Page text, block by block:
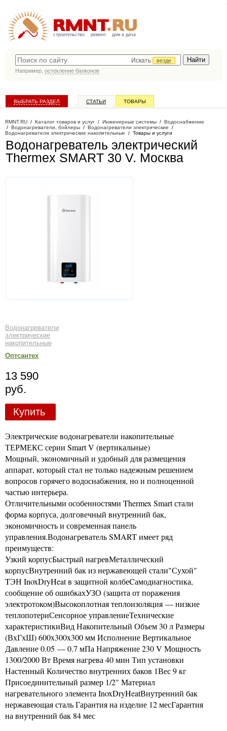
строительство ремонт дом и дача
Искать
везде
Например, остекление балконов
ВЫБРАТЬ РАЗДЕЛ СТАТЬИ ТОВАРЫ
RMNT.RU / Каталог товаров и услуг / Инженерные системы / Водоснабжение
/ Водонагреватели, бойлеры / Водонагреватели электрические /
Водонагреватели электрические накопительные / Товары и услуги
Водонагреватель электрический
Thermex SMART 30 V. Москва
Водонагреватели
электрические
накопительные
Оптсантех
13 590
руб.
Купить
Электрические водонагреватели накопительные
ТЕРМЕКС серии Smart V (вертикальные)
Мощный, экономичный и удобный для размещения
аппарат, который стал не только надежным решением
вопросов горячего водоснабжения, но и полноценной
частью интерьера.
Отличительными особенностями Thermex Smart стали
форма корпуса, долговечный внутренний бак,
экономичность и современная панель
управления.Водонагреватель SMART имеет ряд
преимуществ:
Узкий корпусБыстрый нагревМеталлический
корпусВнутренний бак из нержавеющей стали"Сухой"
TЭН InoxDryHeat в защитной колбеCамодиагностика,
сообщение об ошибкахУЗО (защита от поражения
электротоком)Высокоплотная теплоизоляция — низкие
теплопотериСенсорное управлениеТехнические
характеристикиВид Накопительный Объем 30 л Размеры
(ВхГхШ) 600x300x300 мм Исполнение Вертикальное
Давление 0.05 — 0.7 мПа Напряжение 230 V Мощность
1300/2000 Вт Время нагрева 40 мин Тип установки
Настенный Количество внутренних баков 1Вес 9 кг
Присоединительный размер 1/2" Материал
нагревательного элемента InoxDryHeatВнутренний бак
нержавеющая сталь Гарантия на изделие 12 месГарантия
на внутренний бак 84 мес